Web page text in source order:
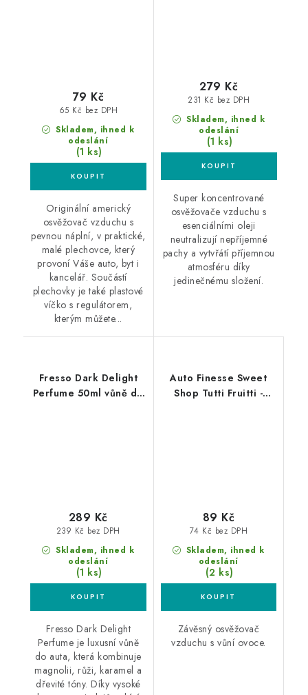
Skladem, ihned k
odeslání
(1 ks)
65 Kč bez DPH
79 Kč
Originální americký
osvěžovač vzduchu s
pevnou náplní, v praktické,
malé plechovce, který
provoní Váše auto, byt i
kancelář. Součástí
plechovky je také plastové
víčko s regulátorem,
kterým můžete...
Skladem, ihned k
odeslání
(1 ks)
231 Kč bez DPH
279 Kč
Super koncentrované
osvěžovače vzduchu s
esenciálními oleji
neutralizují nepříjemné
pachy a vytvřátí příjemnou
atmosféru díky
jedinečnému složení.
Fresso Dark Delight
Perfume 50ml vůně do
Skladem, ihned k
odeslání
(1 ks)
239 Kč bez DPH
289 Kč
Fresso Dark Delight
Perfume je luxusní vůně
do auta, která kombinuje
magnolii, růži, karamel a
dřevité tóny. Díky vysoké
Auto Finesse Sweet
Shop Tutti Fruitti -
Skladem, ihned k
odeslání
(2 ks)
74 Kč bez DPH
89 Kč
Závěsný osvěžovač
vzduchu s vůní ovoce.